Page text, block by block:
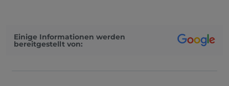
Einige Informationen werden
bereitgestellt von: